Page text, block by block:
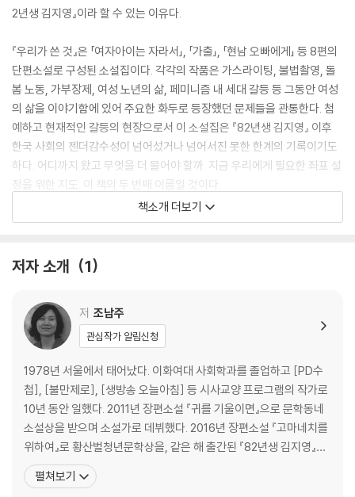
2년생 김지영』이라 할 수 있는 이유다.
『우리가 쓴 것』은 「여자아이는 자라서」, 「가출」, 「현남 오빠에게」 등 8편의
단편소설로 구성된 소설집이다. 각각의 작품은 가스라이팅, 불법촬영, 돌
봄 노동, 가부장제, 여성 노년의 삶, 페미니즘 내 세대 갈등 등 그동안 여성
의 삶을 이야기함에 있어 주요한 화두로 등장했던 문제들을 관통한다. 첨
예하고 현재적인 갈등의 현장으로서 이 소설집은 『82년생 김지영』 이후
한국 사회의 젠더감수성이 넘어섰거나 넘어서진 못한 한계의 기록이기도
하다. 어디까지 왔고 무엇을 더 물어야 할까. 지금 우리에게 필요한 좌표 설
정을 위한 지도. 이 책의 두 번째 이름일 것이다.
FROM THE AUTHOR OF KIM JIYOUNG, BORN 1982
Eight women. Eight stories. One reality.
A woman is born. A woman is filmed in public without consent.
A woman suffers domestic violence. A woman is gaslit. A wo
man is discriminated against at work. A woman grows old. A w
n hated again.
Written in Cho Nam-Joo’s masterful, razor-sharp prose, Miss
Kim Knows brings together the lives of eight Korean women, a
ged 10 to 80. Contained in each of these biographies is a micr
ocosm of contemporary Korea, and the challenges and injusti
ces that women face from childhood to old age. As with Kim Ji
책소개 더보기
저자 소개 1
저 조남주
관심작가 알림신청
1978년 서울에서 태어났다. 이화여대 사회학과를 졸업하고 [PD수
첩], [불만제로], [생방송 오늘아침] 등 시사교양 프로그램의 작가로
10년 동안 일했다. 2011년 장편소설 『귀를 기울이면』으로 문학동네
소설상을 받으며 소설가로 데뷔했다. 2016년 장편소설 『고마네치를
위하여』로 황산벌청년문학상을, 같은 해 출간된 『82년생 김지영』으
로 2017년 오늘의작가상을 수상했다. 『82년생 김지영』은 현재 세계
각국으로 번역되며 세계의 주목을 받고 있다. 그 외 장편소설 『사하맨
펼쳐보기